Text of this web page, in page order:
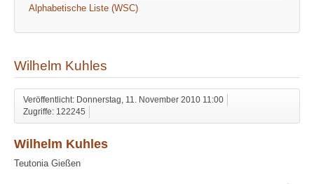
Alphabetische Liste (WSC)
Wilhelm Kuhles
Veröffentlicht: Donnerstag, 11. November 2010 11:00
Zugriffe: 122245
Wilhelm Kuhles
Teutonia Gießen